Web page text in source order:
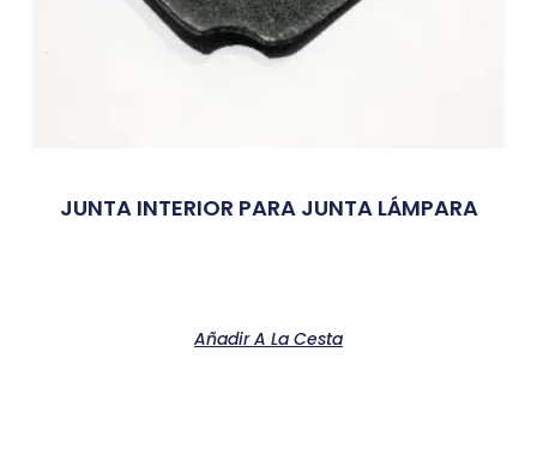
JUNTA INTERIOR PARA JUNTA LÁMPARA
Añadir A La Cesta